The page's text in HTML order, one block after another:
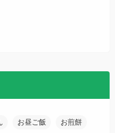
お昼ご飯 お煎餅